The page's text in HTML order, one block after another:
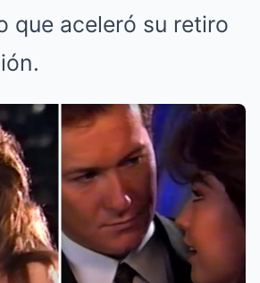
que aceleró su retiro